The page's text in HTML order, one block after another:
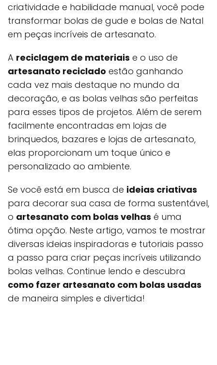
criatividade e habilidade manual, você pode
transformar bolas de gude e bolas de Natal
em peças incríveis de artesanato.
A reciclagem de materiais e o uso de
artesanato reciclado estão ganhando
cada vez mais destaque no mundo da
decoração, e as bolas velhas são perfeitas
para esses tipos de projetos. Além de serem
facilmente encontradas em lojas de
brinquedos, bazares e lojas de artesanato,
elas proporcionam um toque único e
personalizado ao ambiente.
Se você está em busca de ideias criativas
para decorar sua casa de forma sustentável,
o artesanato com bolas velhas é uma
ótima opção. Neste artigo, vamos te mostrar
diversas ideias inspiradoras e tutoriais passo
a passo para criar peças incríveis utilizando
bolas velhas. Continue lendo e descubra
como fazer artesanato com bolas usadas
de maneira simples e divertida!